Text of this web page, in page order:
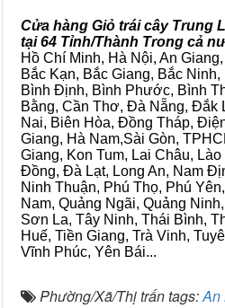
Cửa hàng Giỏ trái cây Trung
tại 64 Tỉnh/Thành Trong cả
Hồ Chí Minh, Hà Nội, An
Bắc Kạn, Bắc Giang, Bắc
Bình Định, Bình Phước, Bình
Bằng, Cần Thơ, Đà Nẵng, Đắk
Nai, Biên Hòa, Đồng Tháp,
Giang, Hà Nam,Sài Gòn,
Giang, Kon Tum, Lai Châu,
Đồng, Đà Lạt, Long An, Nam
Ninh Thuận, Phú Thọ, Phú
Nam, Quảng Ngãi, Quảng
Sơn La, Tây Ninh, Thái Bình,
Huế, Tiền Giang, Trà Vinh,
Vĩnh Phúc, Yên Bái...
Phường/Xã/Thị trấn tags:An